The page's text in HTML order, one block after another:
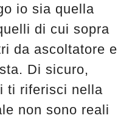
io sia quella
di cui sopra
da ascoltatore e
Di sicuro,
ti riferisci nella
non sono reali